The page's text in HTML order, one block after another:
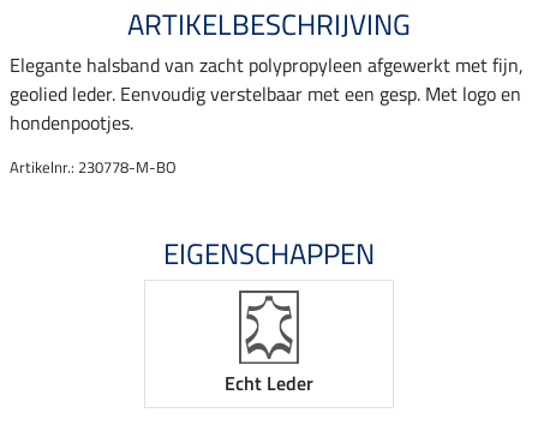
ARTIKELBESCHRIJVING
Elegante halsband van zacht polypropyleen afgewerkt met fijn,
geolied leder. Eenvoudig verstelbaar met een gesp. Met logo en
hondenpootjes.
Artikelnr.: 230778-M-BO
EIGENSCHAPPEN
Echt Leder